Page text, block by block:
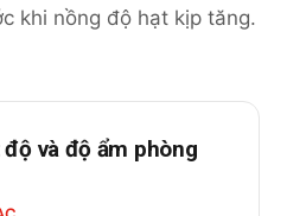
khi nồng độ hạt kịp tăng.
và độ ẩm phòng